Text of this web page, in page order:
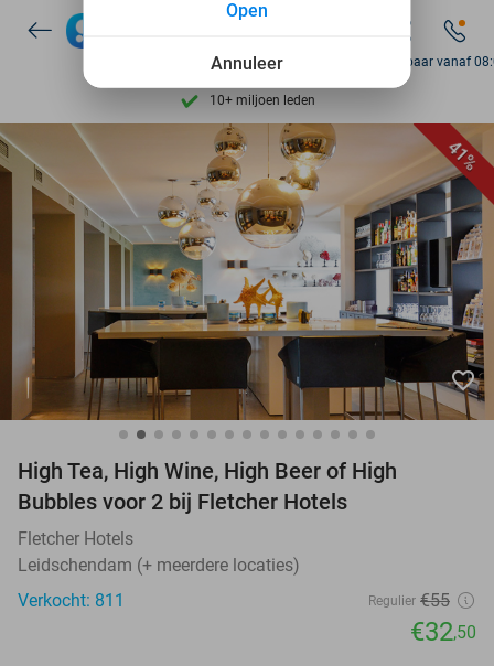
Ontdek 15.000+ deals
10+ miljoen leden
9,4 op basis van 206.123 reviews
Ontdek 15.000+ deals
7 dagen per week beschikbaar
10+ miljoen leden
Bereikbaar vanaf
41%
favorite_border
High Tea, High Wine, High Beer of High
Bubbles voor 2 bij Fletcher Hotels
Fletcher Hotels
Leidschendam (+ meerdere locaties)
Verkocht: 811
Regulier €55
€32,50
Annuleer
Open